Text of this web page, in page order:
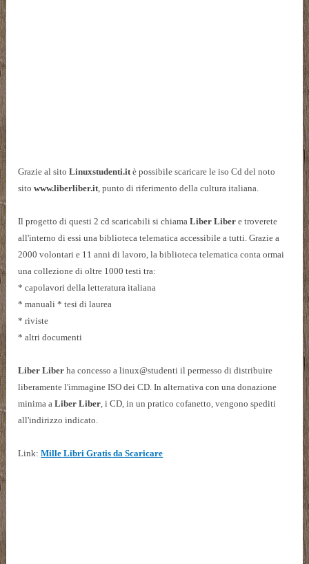
Grazie al sitoLinuxstudenti.itè possibile scaricare le iso Cd del noto
sitowww.liberliber.it, punto di riferimento della cultura italiana.
Il progetto di questi 2 cd scaricabili si chiamaLiber Liber e troverete
all'interno di essi una biblioteca telematica accessibile a tutti. Grazie a
2000 volontari e 11 anni di lavoro, la biblioteca telematica conta ormai
una collezione di oltre 1000 testi tra:
* capolavori della letteratura italiana
* manuali * tesi di laurea
* riviste
* altri documenti
Liber Liber ha concesso a linux@studenti il permesso di distribuire
liberamente l'immagine ISO dei CD. In alternativa con una donazione
minima a Liber Liber, i CD, in un pratico cofanetto, vengono spediti
all'indirizzo indicato.
Link:Mille Libri Gratis da Scaricare